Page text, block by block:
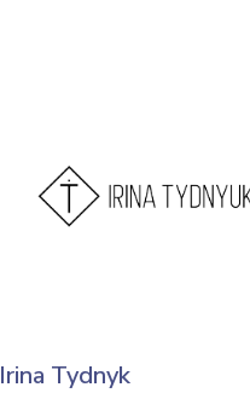
Irina Tydnyk